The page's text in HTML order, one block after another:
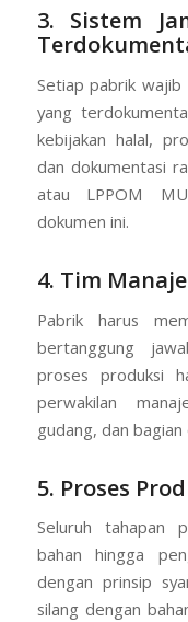
3. Sistem
Setiap pabrik wajib
yang
kebijakan halal,
dan dokumentasi
atau LPPOM
dokumen ini.
4. Tim
Pabrik harus
bertanggung
proses produksi
perwakilan
gudang, dan
5. Proses
Seluruh tahapan
bahan hingga
dengan prinsip
silang dengan